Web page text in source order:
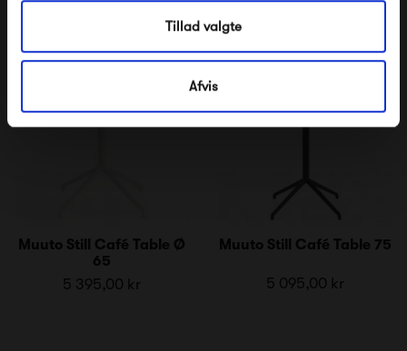
Tillad valgte
Afvis
Muuto Still Café Table Ø
65
5 395,00 kr
Muuto Still Café Table 75
5 095,00 kr